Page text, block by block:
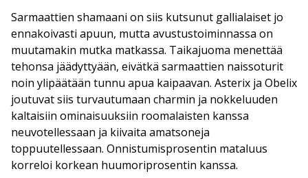
Sarmaattien shamaani on siis kutsunut gallialaiset jo
ennakoivasti apuun, mutta avustustoiminnassa on
muutamakin mutka matkassa. Taikajuoma menettää
tehonsa jäädyttyään, eivätkä sarmaattien naissoturit
noin ylipäätään tunnu apua kaipaavan. Asterix ja Obelix
joutuvat siis turvautumaan charmin ja nokkeluuden
kaltaisiin ominaisuuksiin roomalaisten kanssa
neuvotellessaan ja kiivaita amatsoneja
toppuutellessaan. Onnistumisprosentin mataluus
korreloi korkean huumoriprosentin kanssa.